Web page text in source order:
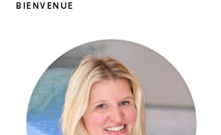
BIENVENUE